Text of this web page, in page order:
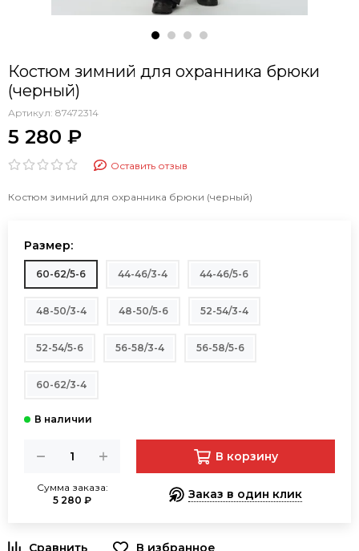
Костюм зимний для охранника брюки
(черный)
Артикул: 87472314
5 280 ₽
Оставить отзыв
Костюм зимний для охранника брюки (черный)
Размер:
60-62/5-6 44-46/3-4 44-46/5-6
48-50/3-4 48-50/5-6 52-54/3-4
52-54/5-6 56-58/3-4 56-58/5-6
60-62/3-4
Сумма заказа:
5 280 ₽
В корзину
Заказ в один клик